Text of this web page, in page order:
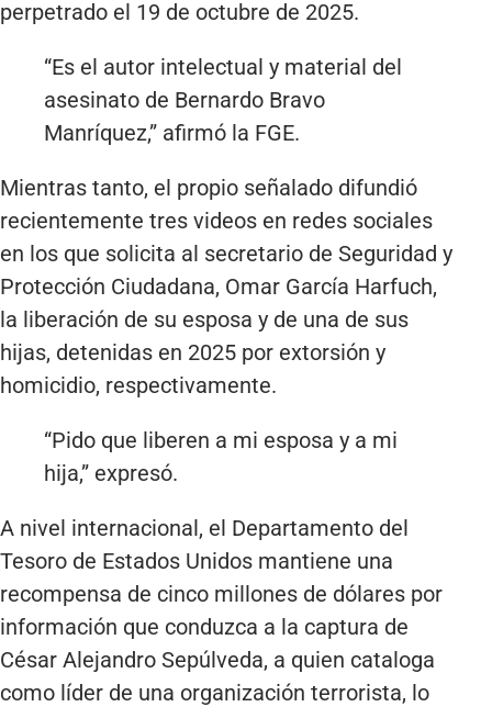
perpetrado el 19 de octubre de 2025.
“Es el autor intelectual y material del
asesinato de Bernardo Bravo
Manríquez,” afirmó la FGE.
Mientras tanto, el propio señalado difundió
recientemente tres videos en redes sociales
en los que solicita al secretario de Seguridad y
Protección Ciudadana, Omar García Harfuch,
la liberación de su esposa y de una de sus
hijas, detenidas en 2025 por extorsión y
homicidio, respectivamente.
“Pido que liberen a mi esposa y a mi
hija,” expresó.
A nivel internacional, el Departamento del
Tesoro de Estados Unidos mantiene una
recompensa de cinco millones de dólares por
información que conduzca a la captura de
César Alejandro Sepúlveda, a quien cataloga
como líder de una organización terrorista, lo